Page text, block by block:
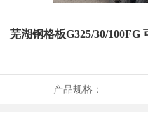
芜湖钢格板G325/30/100FG
产品规格：